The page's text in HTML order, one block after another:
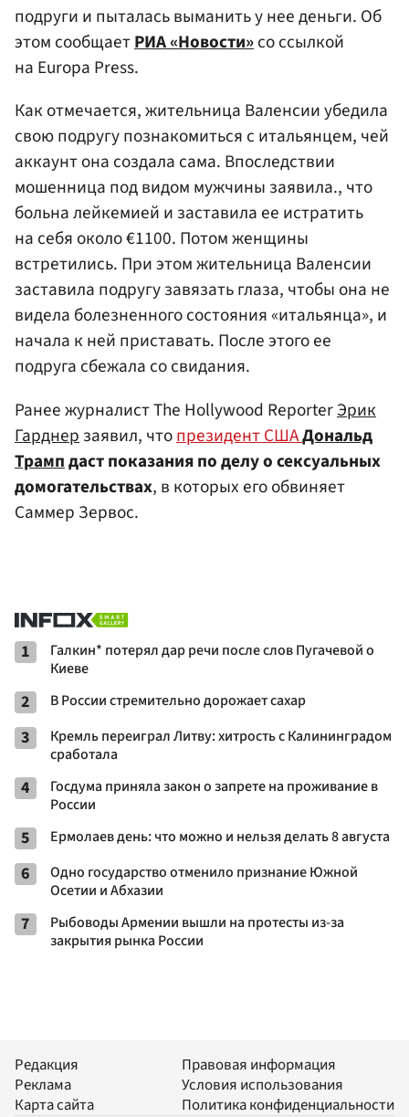
подруги и пыталась выманить у нее деньги. Об
этом сообщаетРИА «Новости»со ссылкой
на Europa Press.
Как отмечается, жительница Валенсии убедила
свою подругу познакомиться с итальянцем, чей
аккаунт она создала сама. Впоследствии
мошенница под видом мужчины заявила., что
больна лейкемией и заставила ее истратить
на себя около €1100. Потом женщины
встретились. При этом жительница Валенсии
заставила подругу завязать глаза, чтобы она не
видела болезненного состояния «итальянца», и
начала к ней приставать. После этого ее
подруга сбежала со свидания.
Ранее журналист The Hollywood ReporterЭрик
Гарднер заявил, чтопрезидент СШАДональд
Трампдаст показания по делу о сексуальных
домогательствах, в которых его обвиняет
Саммер Зервос.
1
Галкин* потерял дар речи после слов Пугачевой о
Киеве
2 В России стремительно дорожает сахар
3
Кремль переиграл Литву: хитрость с Калининградом
сработала
4
Госдума приняла закон о запрете на проживание в
России
5 Ермолаев день: что можно и нельзя делать 8 августа
6
Одно государство отменило признание Южной
Осетии и Абхазии
7
Рыбоводы Армении вышли на протесты из-за
закрытия рынка России
Редакция
Реклама
Карта сайта
Правовая информация
Условия использования
Политика конфиденциальности